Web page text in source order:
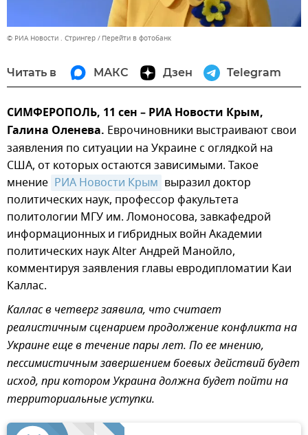
© РИА Новости . Стрингер Перейти в фотобанк
Читать в МАКС Дзен Telegram
СИМФЕРОПОЛЬ, 11 сен – РИА Новости Крым,
Галина Оленева. Еврочиновники выстраивают свои
заявления по ситуации на Украине с оглядкой на
США, от которых остаются зависимыми. Такое
мнение РИА Новости Крым выразил доктор
политических наук, профессор факультета
политологии МГУ им. Ломоносова, завкафедрой
информационных и гибридных войн Академии
политических наук Alter Андрей Манойло,
комментируя заявления главы евродипломатии Каи
Каллас.
Каллас в четверг заявила, что считает
реалистичным сценарием продолжение конфликта на
Украине еще в течение пары лет. По ее мнению,
пессимистичным завершением боевых действий будет
исход, при котором Украина должна будет пойти на
территориальные уступки.